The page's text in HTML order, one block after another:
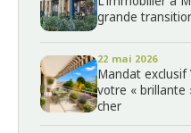
grande
22 mai 2026
Mandat exclusif
votre « brillante
cher